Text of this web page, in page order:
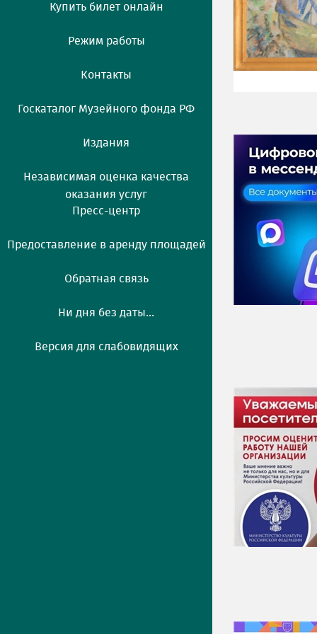
Купить билет онлайн
Режим работы
Контакты
Госкаталог Музейного фонда РФ
Издания
Независимая оценка качества
оказания услуг
Пресс-центр
Предоставление в аренду площадей
Обратная связь
Ни дня без даты...
Версия для слабовидящих